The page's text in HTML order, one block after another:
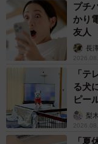
プチ
かり
友人
解説】
長
「テ
る犬
ピー
梨
「夏